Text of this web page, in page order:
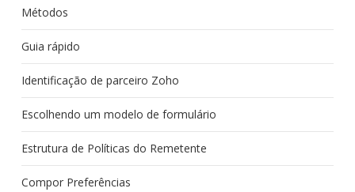
Métodos
Guia rápido
Identificação de parceiro Zoho
Escolhendo um modelo de formulário
Estrutura de Políticas do Remetente
Compor Preferências